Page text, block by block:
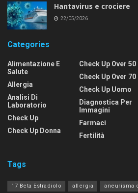
Hantavirus e crociere
22/05/2026
Categories
Alimentazione E
Salute
Allergia
Analisi Di
Laboratorio
Check Up
Check Up Donna
Check Up Over 50
Check Up Over 70
Check Up Uomo
Diagnostica Per
Immagini
Farmaci
Fertilità
Tags
17 Beta Estradiolo allergia aneurisma